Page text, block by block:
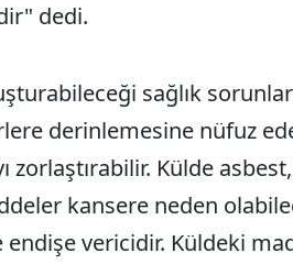
dedi.
sağlık
derinlemesine nüfuz
zorlaştırabilir. Külde
kansere neden
vericidir. Küldeki